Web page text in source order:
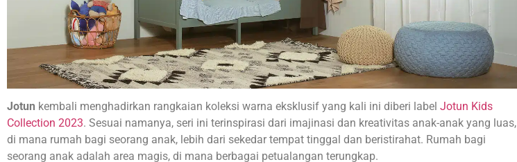
Jotun kembali menghadirkan rangkaian koleksi warna eksklusif yang kali ini diberi label Jotun Kids
Collection 2023. Sesuai namanya, seri ini terinspirasi dari imajinasi dan kreativitas anak-anak yang luas,
di mana rumah bagi seorang anak, lebih dari sekedar tempat tinggal dan beristirahat. Rumah bagi
seorang anak adalah area magis, di mana berbagai petualangan terungkap.